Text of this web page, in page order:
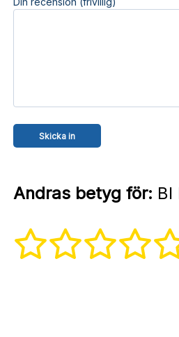
Andras betyg för: